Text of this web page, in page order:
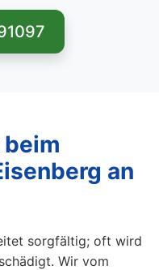
an
sorgfältig; oft wird
Wir vom